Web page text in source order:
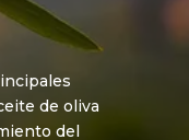
de oliva
del